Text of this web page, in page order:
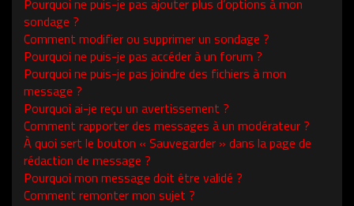
Pourquoi ne puis-je pas ajouter plus d’options à mon
sondage ?
Comment modifier ou supprimer un sondage ?
Pourquoi ne puis-je pas accéder à un forum ?
Pourquoi ne puis-je pas joindre des fichiers à mon
message ?
Pourquoi ai-je reçu un avertissement ?
Comment rapporter des messages à un modérateur ?
À quoi sert le bouton « Sauvegarder » dans la page de
rédaction de message ?
Pourquoi mon message doit être validé ?
Comment remonter mon sujet ?